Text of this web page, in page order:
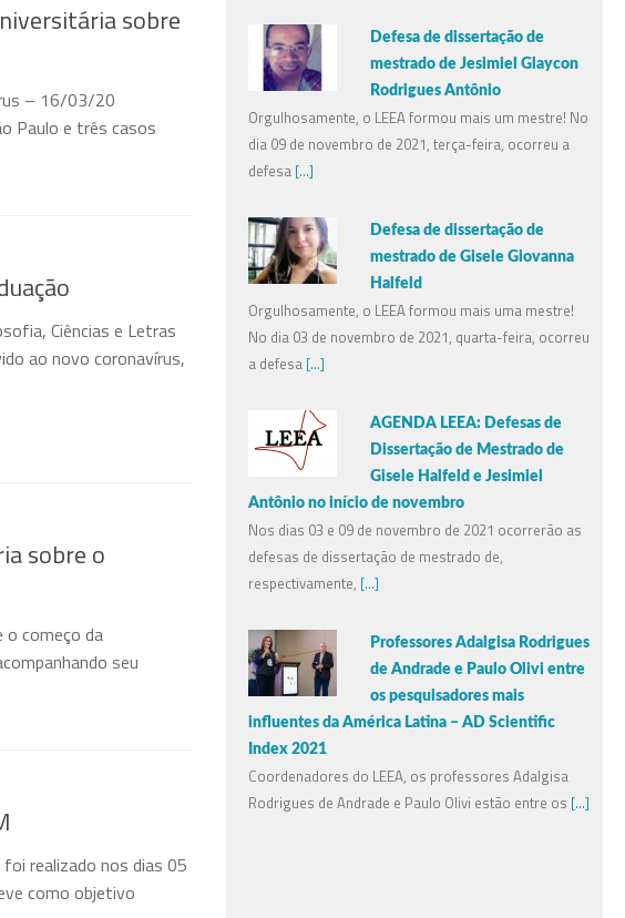
sobre
– 16/03/20
Paulo e três casos
Ciências e Letras
ao novo coronavírus,
sobre o
o começo da
seu
realizado nos dias 05
como objetivo
Defesa de dissertação de
mestrado de Jesimiel Glaycon
Rodrigues Antônio
Orgulhosamente, o LEEA formou mais um mestre! No
dia 09 de novembro de 2021, terça-feira, ocorreu a
defesa [...]
Defesa de dissertação de
mestrado de Gisele Giovanna
Halfeld
Orgulhosamente, o LEEA formou mais uma mestre!
No dia 03 de novembro de 2021, quarta-feira, ocorreu
a defesa [...]
AGENDA LEEA: Defesas de
Dissertação de Mestrado de
Gisele Halfeld e Jesimiel
Antônio no início de novembro
Nos dias 03 e 09 de novembro de 2021 ocorrerão as
defesas de dissertação de mestrado de,
respectivamente, [...]
Professores Adalgisa Rodrigues
de Andrade e Paulo Olivi entre
os pesquisadores mais
influentes da América Latina – AD Scientific
Index 2021
Coordenadores do LEEA, os professores Adalgisa
Rodrigues de Andrade e Paulo Olivi estão entre os [...]